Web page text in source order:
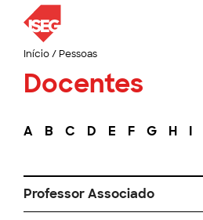
Início/ Pessoas
Docentes
A B C D E F G H I
Professor Associado